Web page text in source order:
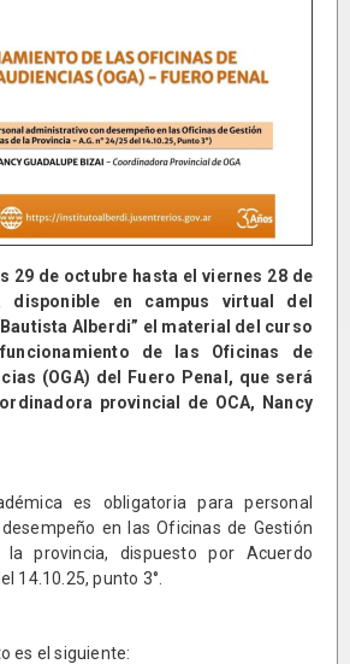
29 de octubre hasta el viernes 28 de
disponible en campus virtual del
Bautista Alberdi” el material del curso
de las Oficinas de
(OGA) del Fuero Penal, que será
provincial de OCA, Nancy
es obligatoria para personal
en las Oficinas de Gestión
provincia, dispuesto por Acuerdo
14.10.25, punto 3°.
es el siguiente: